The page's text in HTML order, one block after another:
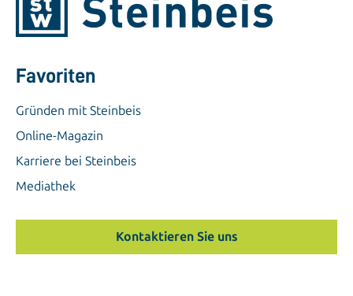
Favoriten
Gründen mit Steinbeis
Online-Magazin
Karriere bei Steinbeis
Mediathek
Kontaktieren Sie uns